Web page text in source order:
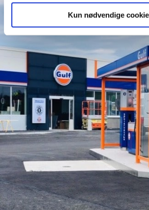
Kun nødvendige